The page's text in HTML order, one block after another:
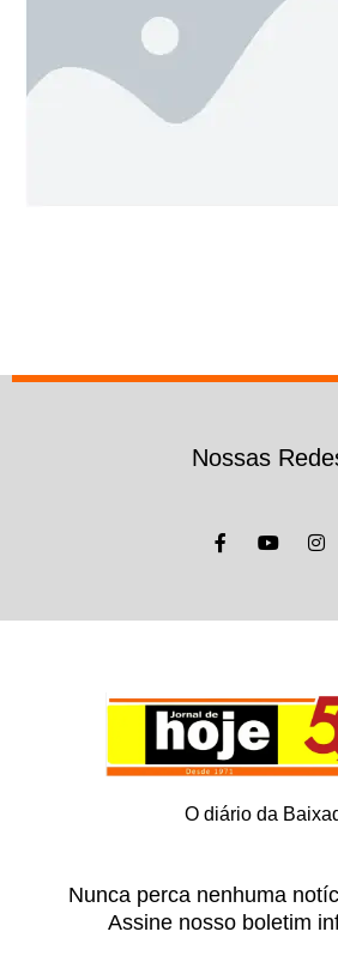
Nossas
O diário da
Nunca perca nenhuma
Assine nosso boletim